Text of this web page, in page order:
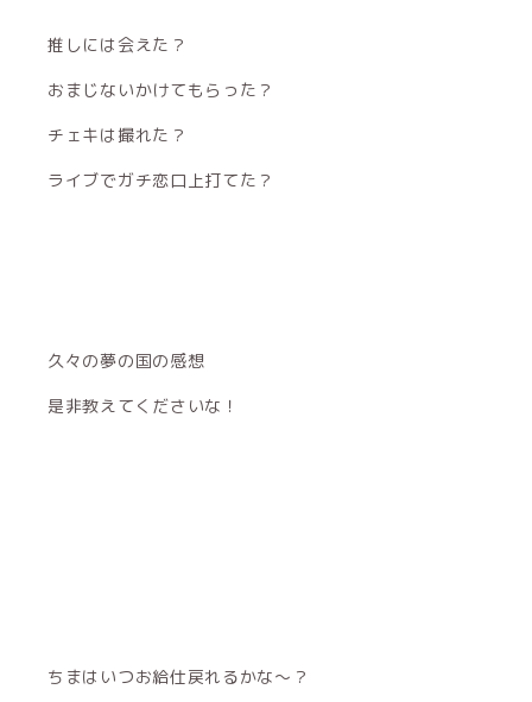
推しには会えた？
おまじないかけてもらった？
チェキは撮れた？
ライブでガチ恋口上打てた？
久々の夢の国の感想
是非教えてくださいな！
ちまはいつお給仕戻れるかな〜？